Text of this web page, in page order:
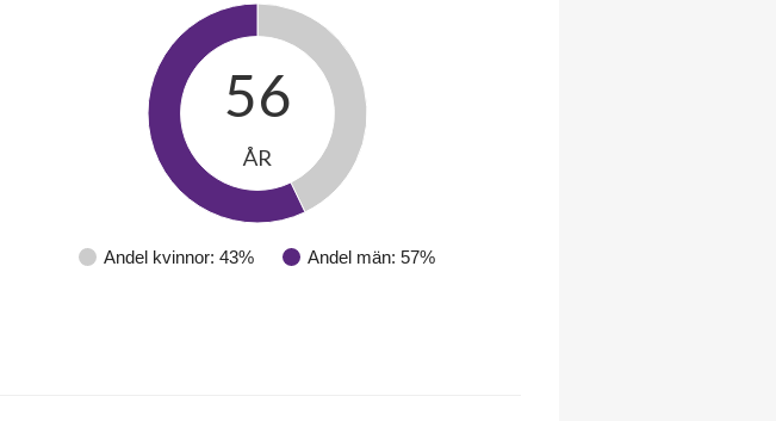
Andel kvinnor: 43% Andel män: 57%
56
ÅR